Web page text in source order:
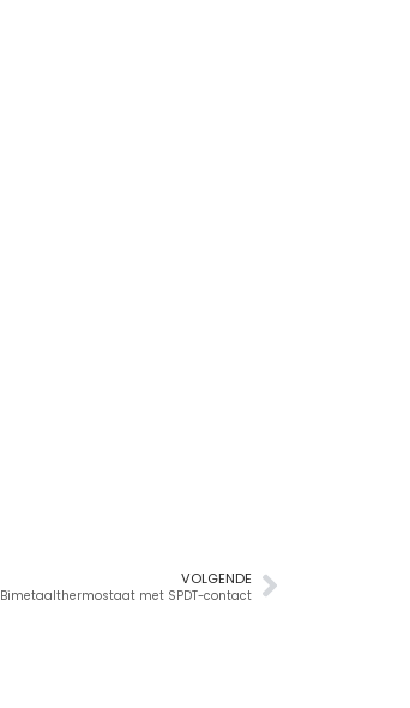
VOLGENDE
Bimetaalthermostaat met SPDT-contact